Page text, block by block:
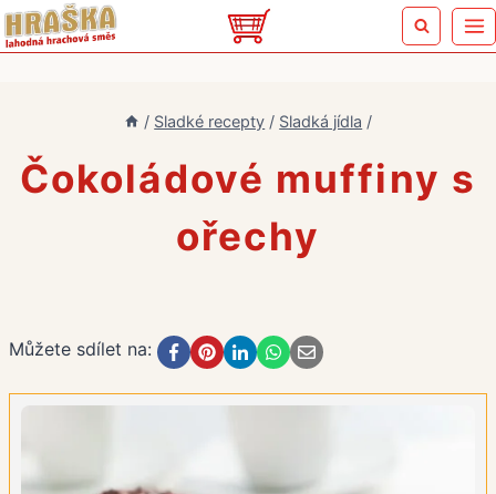
Přeskočit
na
/ Sladké recepty / Sladká jídla /
Čokoládové muffiny s
ořechy
Můžete sdílet na: